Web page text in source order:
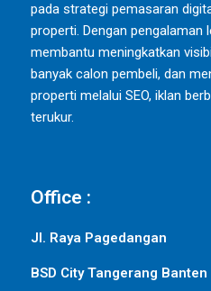
pada strategi pemasaran
properti. Dengan pengalaman
membantu meningkatkan
banyak calon pembeli, dan
properti melalui SEO, iklan
terukur.
Office :
Jl. Raya Pagedangan
BSD City Tangerang